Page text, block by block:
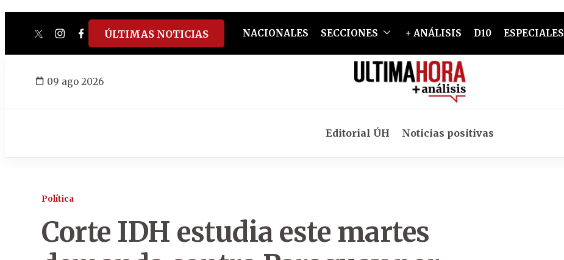
twitterinstagram
facebook
tiktokyoutube
spotify
ÚLTIMAS NOTICIAS NACIONALES SECCIONES + ANÁLISIS D10 ESPECIALES
09 ago 2026
Editorial ÚH Noticias positivas
Política
Corte IDH estudia este martes